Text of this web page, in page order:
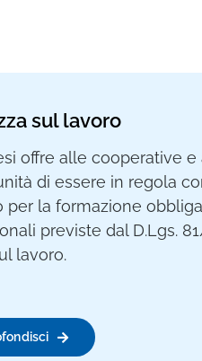
sul lavoro
offre alle cooperative
di essere in regola
per la formazione
previste dal D.Lgs.
lavoro.